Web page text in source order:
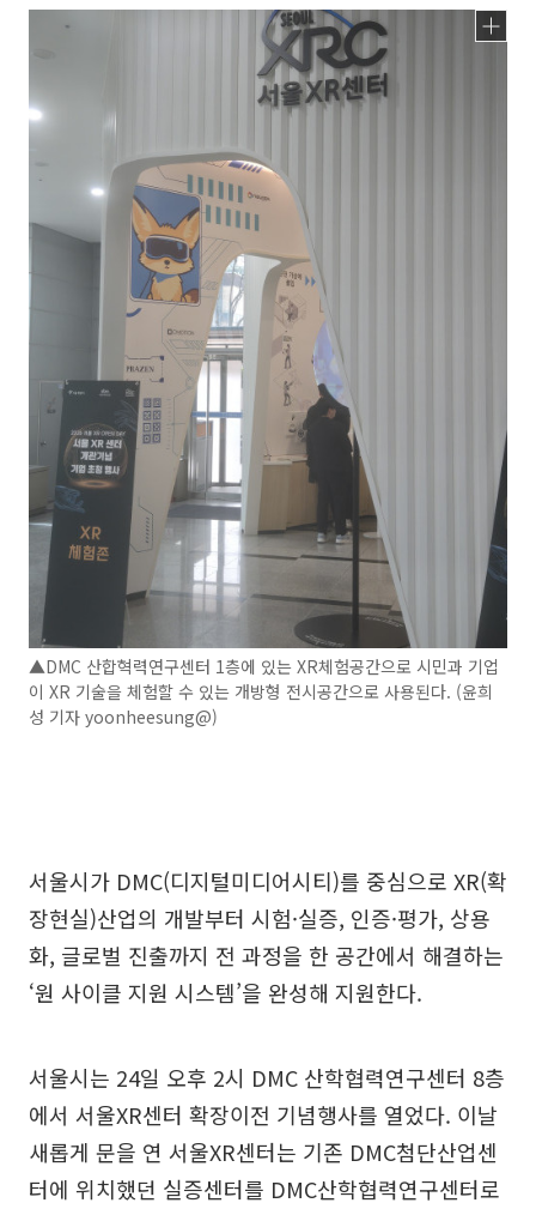
▲DMC 산합혁력연구센터 1층에 있는 XR체험공간으로 시민과 기업
이 XR 기술을 체험할 수 있는 개방형 전시공간으로 사용된다. (윤희
성 기자 yoonheesung@)
서울시가 DMC(디지털미디어시티)를 중심으로 XR(확
장현실)산업의 개발부터 시험·실증, 인증·평가, 상용
화, 글로벌 진출까지 전 과정을 한 공간에서 해결하는
‘원 사이클 지원 시스템’을 완성해 지원한다.
서울시는 24일 오후 2시 DMC 산학협력연구센터 8층
에서 서울XR센터 확장이전 기념행사를 열었다. 이날
새롭게 문을 연 서울XR센터는 기존 DMC첨단산업센
터에 위치했던 실증센터를 DMC산학협력연구센터로